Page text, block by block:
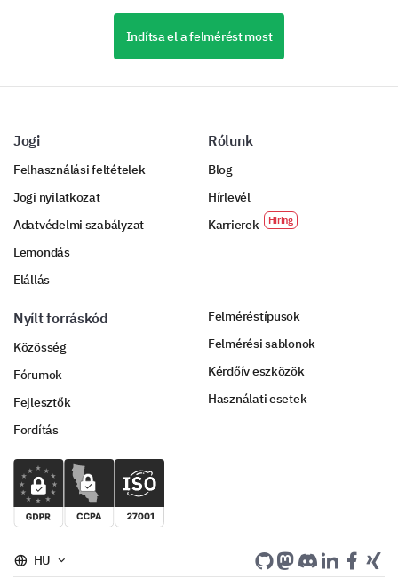
Indítsa el a felmérést most
Jogi
Felhasználási feltételek
Jogi nyilatkozat
Adatvédelmi szabályzat
Lemondás
Elállás
Rólunk
Blog
Hírlevél
Karrierek
Nyílt forráskód
Közösség
Fórumok
Fejlesztők
Fordítás
Felméréstípusok
Felmérési sablonok
Kérdőív eszközök
Használati esetek
HU